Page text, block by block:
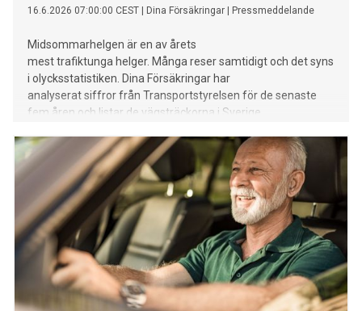
16.6.2026 07:00:00 CEST Dina Försäkringar Pressmeddelande
Midsommarhelgen är en av årets
mest trafiktunga helger. Många reser samtidigt och det syns
i olycksstatistiken. Dina Försäkringar har
analyserat siffror från Transportstyrelsen för de senaste
fem åren och listar de vägsträckorna i Sverige